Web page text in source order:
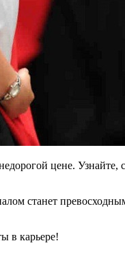
цене. Узнайте,
станет
в карьере!